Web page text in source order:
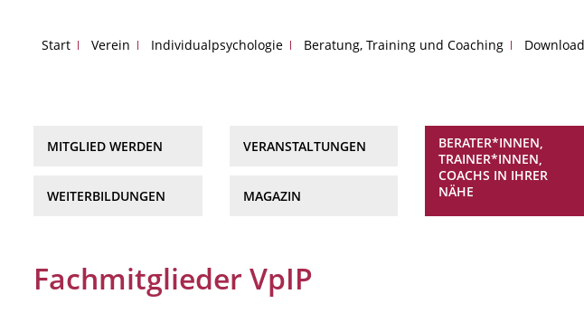
Start Verein Individualpsychologie Beratung, Training und Coaching
MITGLIED WERDEN
WEITERBILDUNGEN
VERANSTALTUNGEN
MAGAZIN
BERATER*INNEN,
TRAINER*INNEN,
COACHS IN IHRER
NÄHE
Fachmitglieder VpIP